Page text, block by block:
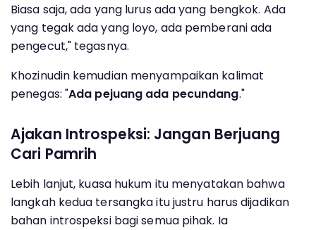
Biasa saja, ada yang lurus ada yang bengkok. Ada
yang tegak ada yang loyo, ada pemberani ada
pengecut," tegasnya.
Khozinudin kemudian menyampaikan kalimat
penegas: "Ada pejuang ada pecundang."
Ajakan Introspeksi: Jangan Berjuang
Cari Pamrih
Lebih lanjut, kuasa hukum itu menyatakan bahwa
langkah kedua tersangka itu justru harus dijadikan
bahan introspeksi bagi semua pihak. Ia